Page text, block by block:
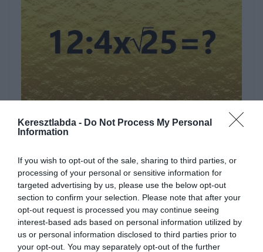
Keresztlabda - Do Not Process My Personal
Information
If you wish to opt-out of the sale, sharing to third parties, or
processing of your personal or sensitive information for
targeted advertising by us, please use the below opt-out
section to confirm your selection. Please note that after your
opt-out request is processed you may continue seeing
interest-based ads based on personal information utilized by
us or personal information disclosed to third parties prior to
your opt-out. You may separately opt-out of the further